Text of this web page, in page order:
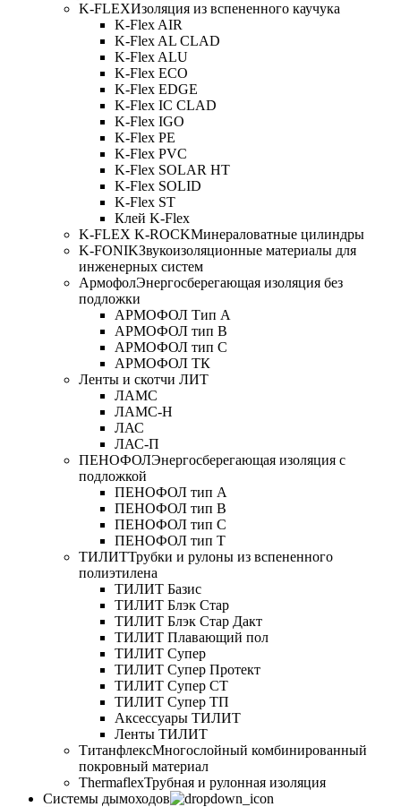
K-FLEXИзоляция из вспененного каучука
K-Flex AIR
K-Flex AL CLAD
K-Flex ALU
K-Flex ECO
K-Flex EDGE
K-Flex IC CLAD
K-Flex IGO
K-Flex PE
K-Flex PVC
K-Flex SOLAR HT
K-Flex SOLID
K-Flex ST
Клей K-Flex
K-FLEX K-ROCKМинераловатные цилиндры
K-FONIKЗвукоизоляционные материалы для
инженерных систем
АрмофолЭнергосберегающая изоляция без
подложки
АРМОФОЛ Тип А
АРМОФОЛ тип В
АРМОФОЛ тип C
АРМОФОЛ ТК
Ленты и скотчи ЛИТ
ЛАМС
ЛАМС-Н
ЛАС
ЛАС-П
ПЕНОФОЛЭнергосберегающая изоляция с
подложкой
ПЕНОФОЛ тип А
ПЕНОФОЛ тип B
ПЕНОФОЛ тип C
ПЕНОФОЛ тип T
ТИЛИТТрубки и рулоны из вспененного
полиэтилена
ТИЛИТ Базис
ТИЛИТ Блэк Стар
ТИЛИТ Блэк Стар Дакт
ТИЛИТ Плавающий пол
ТИЛИТ Супер
ТИЛИТ Супер Протект
ТИЛИТ Супер СТ
ТИЛИТ Супер ТП
Аксессуары ТИЛИТ
Ленты ТИЛИТ
ТитанфлексМногослойный комбинированный
покровный материал
ThermaflexТрубная и рулонная изоляция
Cистемы дымоходов